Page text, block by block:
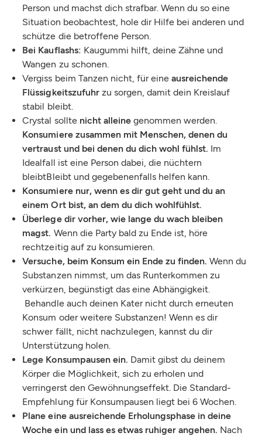
Person und machst dich strafbar. Wenn du so eine
Situation beobachtest, hole dir Hilfe bei anderen und
schütze die betroffene Person.
Bei Kauflashs: Kaugummi hilft, deine Zähne und
Wangen zu schonen.
Vergiss beim Tanzen nicht, für eine ausreichende
Flüssigkeitszufuhrzu sorgen, damit dein Kreislauf
stabil bleibt.
Crystal solltenicht alleine genommen werden.
Konsumiere zusammen mit Menschen, denen du
vertraust und bei denen du dich wohl fühlst. Im
Idealfall ist eine Person dabei, die nüchtern
bleibtBleibt und gegebenenfalls helfen kann.
Konsumiere nur, wenn es dir gut geht und du an
einem Ort bist, an dem du dich wohlfühlst.
Überlege dir vorher, wie lange du wach bleiben
magst. Wenn die Party bald zu Ende ist, höre
rechtzeitig auf zu konsumieren.
Versuche, beim Konsum ein Ende zu finden.Wenn du
Substanzen nimmst, um das Runterkommen zu
verkürzen, begünstigt das eine Abhängigkeit.
Behandle auch deinen Kater nicht durch erneuten
Konsum oder weitere Substanzen! Wenn es dir
schwer fällt, nicht nachzulegen, kannst du dir
Unterstützung holen.
Lege Konsumpausen ein. Damit gibst du deinem
Körper die Möglichkeit, sich zu erholen und
verringerst den Gewöhnungseffekt. Die Standard-
Empfehlung für Konsumpausen liegt bei 6 Wochen.
Plane eine ausreichende Erholungsphase in deine
Woche ein und lass es etwas ruhiger angehen. Nach